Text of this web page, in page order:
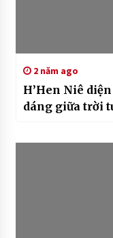
2 năm ago
H’Hen Niê
dáng giữa trời